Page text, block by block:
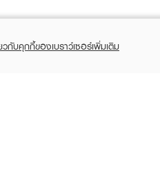
วกับคุกกี้ของเบราว์เซอร์เพิ่มเติม